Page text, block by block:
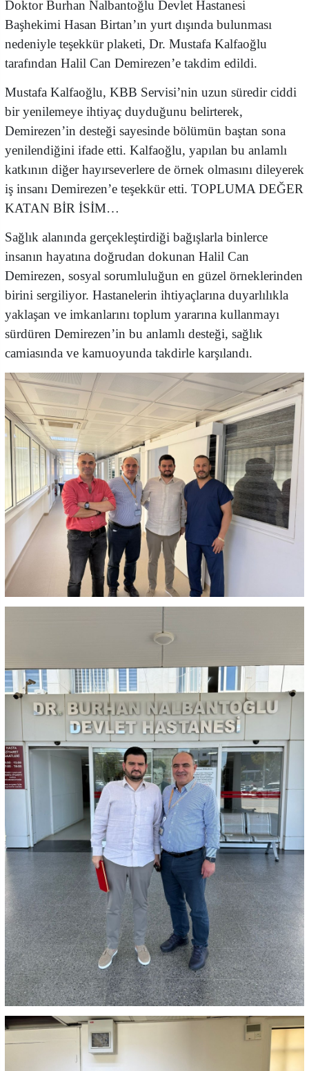
Doktor Burhan Nalbantoğlu Devlet Hastanesi
Başhekimi Hasan Birtan’ın yurt dışında bulunması
nedeniyle teşekkür plaketi, Dr. Mustafa Kalfaoğlu
tarafından Halil Can Demirezen’e takdim edildi.
Mustafa Kalfaoğlu, KBB Servisi’nin uzun süredir ciddi
bir yenilemeye ihtiyaç duyduğunu belirterek,
Demirezen’in desteği sayesinde bölümün baştan sona
yenilendiğini ifade etti. Kalfaoğlu, yapılan bu anlamlı
katkının diğer hayırseverlere de örnek olmasını dileyerek
iş insanı Demirezen’e teşekkür etti. TOPLUMA DEĞER
KATAN BİR İSİM…
Sağlık alanında gerçekleştirdiği bağışlarla binlerce
insanın hayatına doğrudan dokunan Halil Can
Demirezen, sosyal sorumluluğun en güzel örneklerinden
birini sergiliyor. Hastanelerin ihtiyaçlarına duyarlılıkla
yaklaşan ve imkanlarını toplum yararına kullanmayı
sürdüren Demirezen’in bu anlamlı desteği, sağlık
camiasında ve kamuoyunda takdirle karşılandı.